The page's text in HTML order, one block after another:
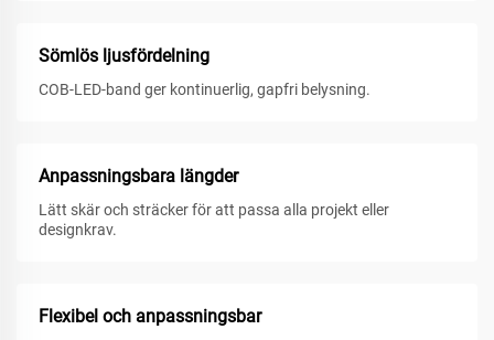
Sömlös ljusfördelning
COB-LED-band ger kontinuerlig, gapfri belysning.
Anpassningsbara längder
Lätt skär och sträcker för att passa alla projekt eller
designkrav.
Flexibel och anpassningsbar